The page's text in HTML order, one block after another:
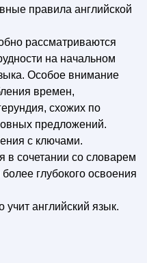
правила английской
рассматриваются
на начальном
Особое внимание
времен,
схожих по
предложений.
с ключами.
в сочетании со словарем
глубокого освоения
учит английский язык.